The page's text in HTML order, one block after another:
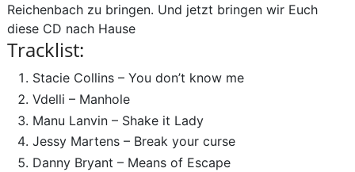
Reichenbach zu bringen. Und jetzt bringen wir Euch
diese CD nach Hause
Tracklist:
Stacie Collins – You don’t know me
Vdelli – Manhole
Manu Lanvin – Shake it Lady
Jessy Martens – Break your curse
Danny Bryant – Means of Escape